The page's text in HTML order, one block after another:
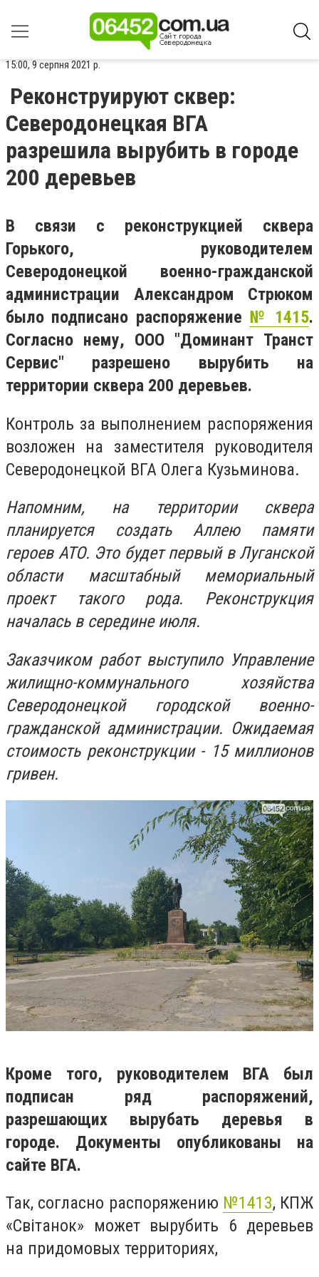
15:00, 9 серпня 2021 р.
Реконструируют сквер:
Северодонецкая ВГА
разрешила вырубить в городе
200 деревьев
В связи с реконструкцией сквера
Горького, руководителем
Северодонецкой военно-гражданской
администрации Александром Стрюком
было подписано распоряжение № 1415.
Согласно нему, ООО "Доминант Транст
Сервис" разрешено вырубить на
территории сквера 200 деревьев.
Контроль за выполнением распоряжения
возложен на заместителя руководителя
Северодонецкой ВГА Олега Кузьминова.
Напомним, на территории сквера
планируется создать Аллею памяти
героев АТО. Это будет первый в Луганской
области масштабный мемориальный
проект такого рода. Реконструкция
началась в середине июля.
Заказчиком работ выступило Управление
жилищно-коммунального хозяйства
Северодонецкой городской военно-
гражданской администрации. Ожидаемая
стоимость реконструкции - 15 миллионов
гривен.
Кроме того, руководителем ВГА был
подписан ряд распоряжений,
разрешающих вырубать деревья в
городе. Документы опубликованы на
сайте ВГА.
Так, согласно распоряжению №1413, КПЖ
«Світанок» может вырубить 6 деревьев
на придомовых территориях,